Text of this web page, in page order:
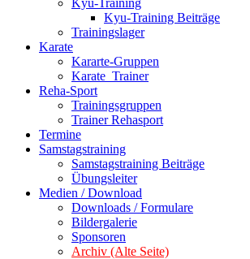
Kyu-Training
Kyu-Training Beiträge
Trainingslager
Karate
Kararte-Gruppen
Karate_Trainer
Reha-Sport
Trainingsgruppen
Trainer Rehasport
Termine
Samstagstraining
Samstagstraining Beiträge
Übungsleiter
Medien / Download
Downloads / Formulare
Bildergalerie
Sponsoren
Archiv (Alte Seite)